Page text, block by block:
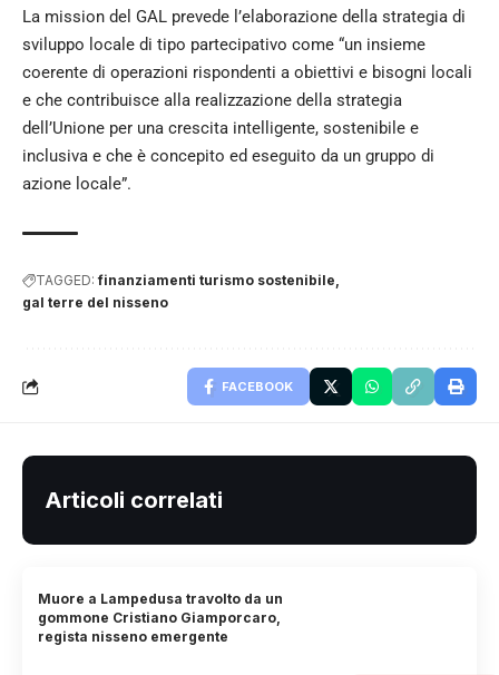
La mission del GAL prevede l’elaborazione della strategia di
sviluppo locale di tipo partecipativo come “un insieme
coerente di operazioni rispondenti a obiettivi e bisogni locali
e che contribuisce alla realizzazione della strategia
dell’Unione per una crescita intelligente, sostenibile e
inclusiva e che è concepito ed eseguito da un gruppo di
azione locale”.
TAGGED: finanziamenti turismo sostenibile
gal terre del nisseno
FACEBOOK
Articoli correlati
Muore a Lampedusa travolto da un
gommone Cristiano Giamporcaro,
regista nisseno emergente